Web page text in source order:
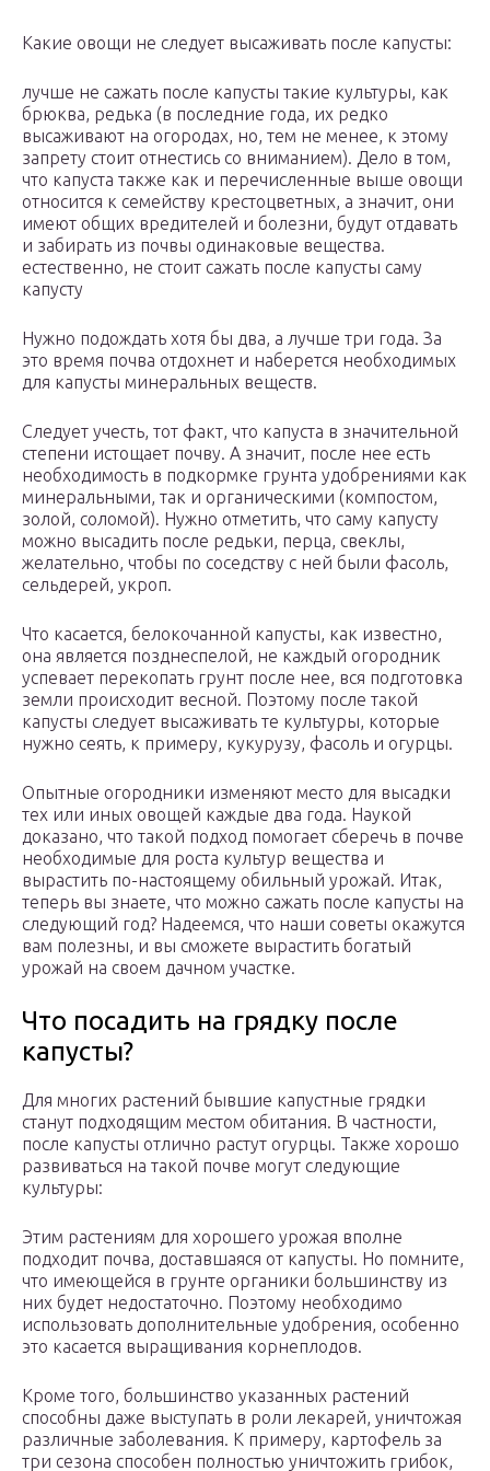
Какие овощи не следует высаживать после капусты:
лучше не сажать после капусты такие культуры, как
брюква, редька (в последние года, их редко
высаживают на огородах, но, тем не менее, к этому
запрету стоит отнестись со вниманием). Дело в том,
что капуста также как и перечисленные выше овощи
относится к семейству крестоцветных, а значит, они
имеют общих вредителей и болезни, будут отдавать
и забирать из почвы одинаковые вещества.
естественно, не стоит сажать после капусты саму
капусту
Нужно подождать хотя бы два, а лучше три года. За
это время почва отдохнет и наберется необходимых
для капусты минеральных веществ.
Следует учесть, тот факт, что капуста в значительной
степени истощает почву. А значит, после нее есть
необходимость в подкормке грунта удобрениями как
минеральными, так и органическими (компостом,
золой, соломой). Нужно отметить, что саму капусту
можно высадить после редьки, перца, свеклы,
желательно, чтобы по соседству с ней были фасоль,
сельдерей, укроп.
Что касается, белокочанной капусты, как известно,
она является позднеспелой, не каждый огородник
успевает перекопать грунт после нее, вся подготовка
земли происходит весной. Поэтому после такой
капусты следует высаживать те культуры, которые
нужно сеять, к примеру, кукурузу, фасоль и огурцы.
Опытные огородники изменяют место для высадки
тех или иных овощей каждые два года. Наукой
доказано, что такой подход помогает сберечь в почве
необходимые для роста культур вещества и
вырастить по-настоящему обильный урожай. Итак,
теперь вы знаете, что можно сажать после капусты на
следующий год? Надеемся, что наши советы окажутся
вам полезны, и вы сможете вырастить богатый
урожай на своем дачном участке.
Что посадить на грядку после
капусты?
Для многих растений бывшие капустные грядки
станут подходящим местом обитания. В частности,
после капусты отлично растут огурцы. Также хорошо
развиваться на такой почве могут следующие
культуры:
Этим растениям для хорошего урожая вполне
подходит почва, доставшаяся от капусты. Но помните,
что имеющейся в грунте органики большинству из
них будет недостаточно. Поэтому необходимо
использовать дополнительные удобрения, особенно
это касается выращивания корнеплодов.
Кроме того, большинство указанных растений
способны даже выступать в роли лекарей, уничтожая
различные заболевания. К примеру, картофель за
три сезона способен полностью уничтожить грибок,